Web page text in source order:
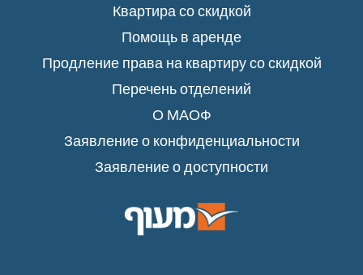
Квартира со скидкой
Помощь в аренде
Продление права на квартиру со скидкой
Перечень отделений
О МАОФ
Заявление о конфиденциальности
Заявление о доступности